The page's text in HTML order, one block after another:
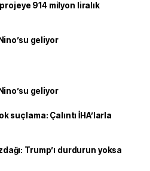
914 milyon liralık
geliyor
geliyor
suçlama: Çalıntı İHA’larla
Trump’ı durdurun yoksa